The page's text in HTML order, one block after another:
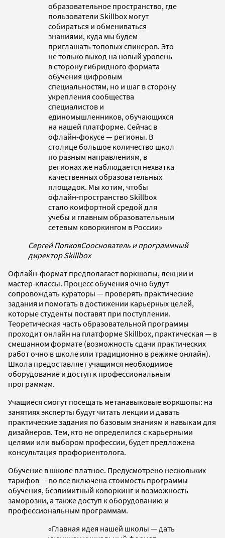
образовательное пространство, где
пользователи Skillbox могут
собираться и обмениваться
знаниями, куда мы будем
приглашать топовых спикеров. Это
не только выход на новый уровень
в сторону гибридного формата
обучения цифровым
специальностям, но и шаг в сторону
укрепления сообщества
специалистов и
единомышленников, обучающихся
на нашей платформе. Сейчас в
офлайн-фокусе — регионы. В
столице большое количество школ
по разным направлениям, в
регионах же наблюдается нехватка
качественных образовательных
площадок. Мы хотим, чтобы
офлайн-пространство Skillbox
стало комфортной средой для
учебы и главным образовательным
сетевым коворкингом в России»
Сергей ПопковСооснователь и программный
директор Skillbox
Офлайн-формат предполагает воркшопы, лекции и
мастер-классы. Процесс обучения очно будут
сопровождать кураторы — проверять практические
задания и помогать в достижении карьерных целей,
которые студенты поставят при поступлении.
Теоретическая часть образовательной программы
проходит онлайн на платформе Skillbox, практическая — в
смешанном формате (возможность сдачи практических
работ очно в школе или традиционно в режиме онлайн).
Школа предоставляет учащимся необходимое
оборудование и доступ к профессиональным
программам.
Учащиеся смогут посещать метанавыковые воркшопы: на
занятиях эксперты будут читать лекции и давать
практические задания по базовым знаниям и навыкам для
дизайнеров. Тем, кто не определился с карьерными
целями или выбором профессии, будет предложена
консультация профориентолога.
Обучение в школе платное. Предусмотрено нескольких
тарифов — во все включена стоимость программы
обучения, безлимитный коворкинг и возможность
заморозки, а также доступ к оборудованию и
профессиональным программам.
«Главная идея нашей школы — дать